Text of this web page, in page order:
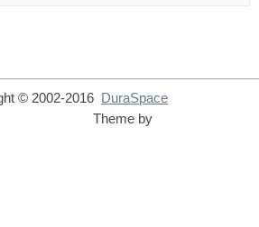
© 2002-2016
DuraSpace
Theme by